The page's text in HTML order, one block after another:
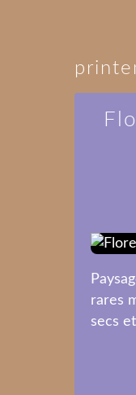
rares
secs